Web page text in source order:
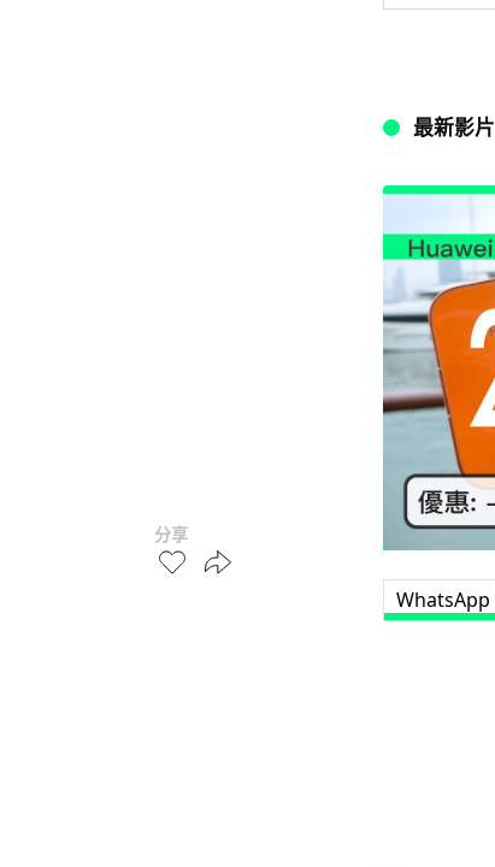
分享
最新影片
WhatsApp